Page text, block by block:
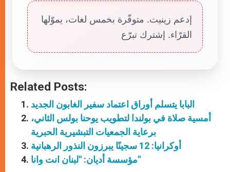
إدعم زينيت. متوفّرة بخمس لغات، يموّلها
القرّاء. إشترك تبرّع
Related Posts:
البابا يتسلم أوراق اعتماد سفير الغابون الجديد
أمسية صلاة في بولندا لتطويب يوحنا بولس الثاني،
برعاية الجمعيات التبشيرية الحبرية
أوكرانيا: 12 سجينًا يبرزون النذور الرهبانية
مؤسسة أديان: "لبنان انت وانا"